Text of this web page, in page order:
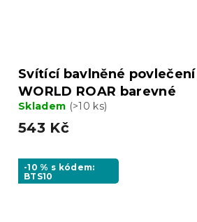
Svítící bavlněné povlečení
WORLD ROAR barevné
Skladem (>10 ks)
543 Kč
-10 % s kódem:
BTS10